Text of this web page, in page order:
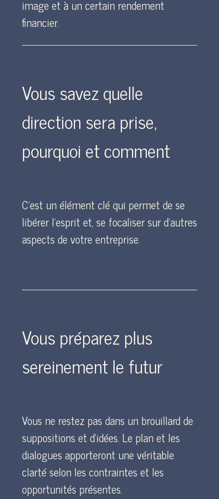
image et à un certain rendement
financier.
Vous savez quelle
direction sera prise,
pourquoi et comment
C’est un élément clé qui permet de se
libérer l’esprit et, se focaliser sur d’autres
aspects de votre entreprise.
Vous préparez plus
sereinement le futur
Vous ne restez pas dans un brouillard de
suppositions et d’idées. Le plan et les
dialogues apporteront une véritable
clarté selon les contraintes et les
opportunités présentes.